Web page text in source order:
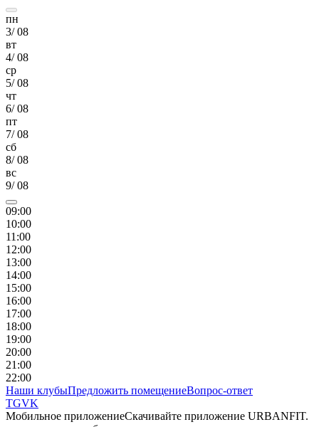
пн
3/08
вт
4/08
ср
5/08
чт
6/08
пт
7/08
сб
8/08
вс
9/08
09:00
10:00
11 :00
12:00
13:00
14:00
15:00
16:00
17:00
18:00
19:00
20:00
21 :00
22:00
Наши клубыПредложить помещениеВопрос-ответ
TGVK
Мобильное приложениеСкачивайте приложение URBANFIT.